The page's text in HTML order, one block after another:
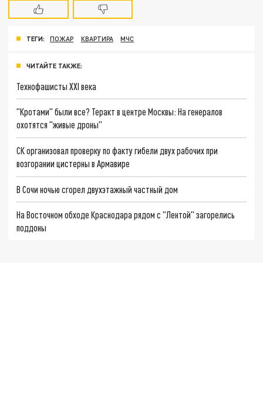
ТЕГИ: ПОЖАР КВАРТИРА МЧС
ЧИТАЙТЕ ТАКЖЕ:
Технофашисты XXI века
"Кротами" были все? Теракт в центре Москвы: На генералов
охотятся "живые дроны"
СК организовал проверку по факту гибели двух рабочих при
возгорании цистерны в Армавире
В Сочи ночью сгорел двухэтажный частный дом
На Восточном обходе Краснодара рядом с "Лентой" загорелись
поддоны